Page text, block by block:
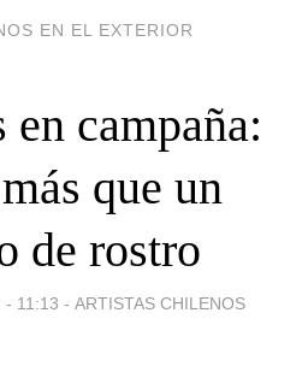
EN EL EXTERIOR
en campaña:
que un
de rostro
- 11:13 - ARTISTAS CHILENOS